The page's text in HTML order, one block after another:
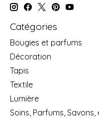
Catégories
Bougies et parfums
Décoration
Tapis
Textile
Lumière
Soins, Parfums, Savons,